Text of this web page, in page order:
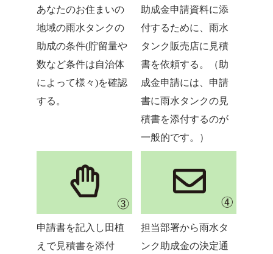
あなたのお住まいの
地域の雨水タンクの
助成の条件(貯留量や
数など条件は自治体
によって様々)を確認
する。
助成金申請資料に添
付するために、雨水
タンク販売店に見積
書を依頼する。（助
成金申請には、申請
書に雨水タンクの見
積書を添付するのが
一般的です。）
申請書を記入し田植
えで見積書を添付
担当部署から雨水タ
ンク助成金の決定通